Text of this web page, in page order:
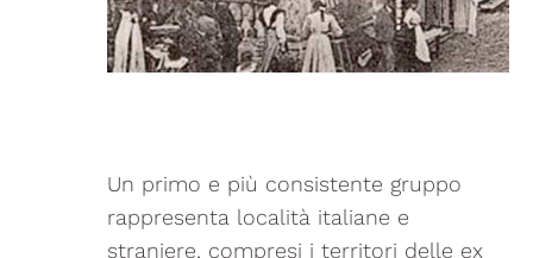
Un primo e più consistente gruppo
rappresenta località italiane e
straniere, compresi i territori delle ex